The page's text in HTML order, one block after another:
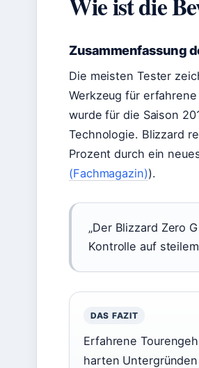
Zusammenfassung
Die meisten Tester
Werkzeug für
wurde für die Saison
Technologie. Blizzard
Prozent durch ein
(Fachmagazin)).
„Der Blizzard Zero
Kontrolle auf
DAS FAZIT
Erfahrene
harten